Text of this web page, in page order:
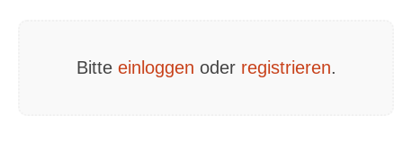
Bitte einloggen oder registrieren.